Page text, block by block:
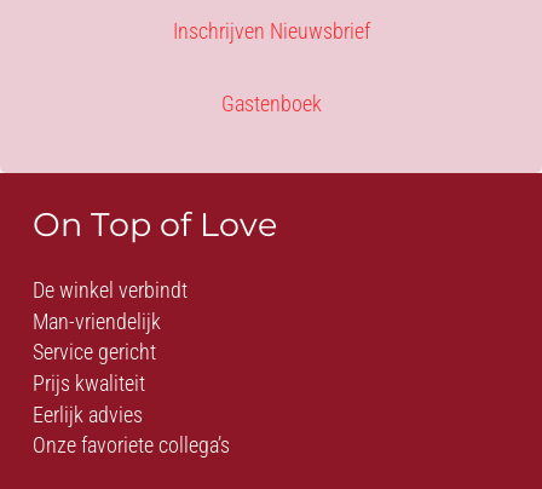
Inschrijven Nieuwsbrief
Gastenboek
On Top of Love
De winkel verbindt
Man-vriendelijk
Service gericht
Prijs kwaliteit
Eerlijk advies
Onze favoriete collega’s